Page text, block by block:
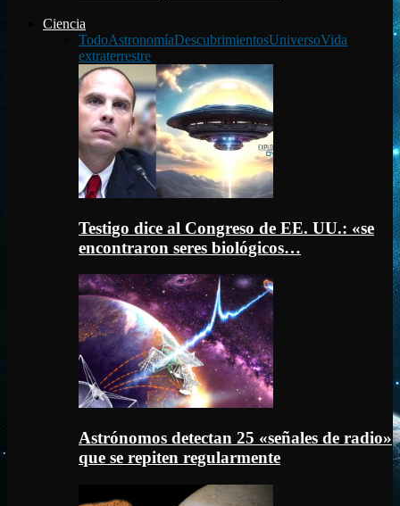
Ciencia
TodoAstronomíaDescubrimientosUniversoVida
extraterrestre
Testigo dice al Congreso de EE. UU.: «se
encontraron seres biológicos…
Astrónomos detectan 25 «señales de radio»
que se repiten regularmente